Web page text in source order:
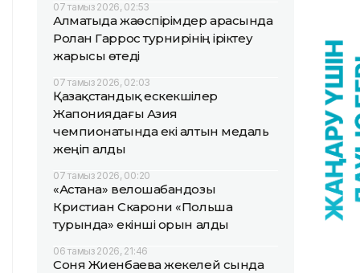
07 тамыз 2026, 02:53
Алматыда жаөспірімдер арасында
Ролан Гаррос турнирінің іріктеу
жарысы өтеді
07 тамыз 2026, 02:03
Қазақстандық ескекшілер
Жапониядағы Азия
чемпионатында екі алтын медаль
жеңіп алды
07 тамыз 2026, 00:20
«Астана» велошабандозы
Кристиан Скарони «Польша
турында» екінші орын алды
06 тамыз 2026, 21:46
Соня Жиенбаева жекелей сында